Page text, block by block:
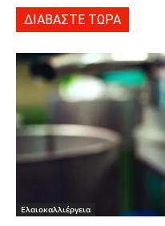
ΔΙΑΒΑΣΤΕ ΤΩΡΑ
Ελαιοκαλλιέργεια